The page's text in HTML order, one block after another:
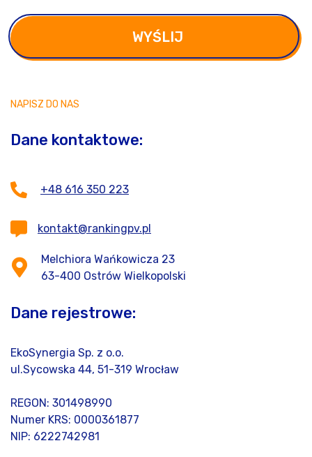
WYŚLIJ
NAPISZ DO NAS
Dane kontaktowe:
+48 616 350 223
kontakt@rankingpv.pl
Melchiora Wańkowicza 23
63-400 Ostrów Wielkopolski
Dane rejestrowe:
EkoSynergia Sp. z o.o.
ul.Sycowska 44, 51-319 Wrocław
REGON: 301498990
Numer KRS: 0000361877
NIP: 6222742981